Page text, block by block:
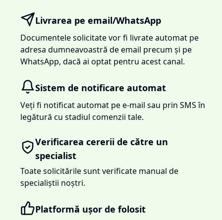
Livrarea pe email/WhatsApp
Documentele solicitate vor fi livrate automat pe
adresa dumneavoastră de email precum și pe
WhatsApp, dacă ai optat pentru acest canal.
Sistem de notificare automat
Veți fi notificat automat pe e-mail sau prin SMS în
legătură cu stadiul comenzii tale.
Verificarea cererii de către un
specialist
Toate solicitările sunt verificate manual de
specialiștii noștri.
Platformă ușor de folosit